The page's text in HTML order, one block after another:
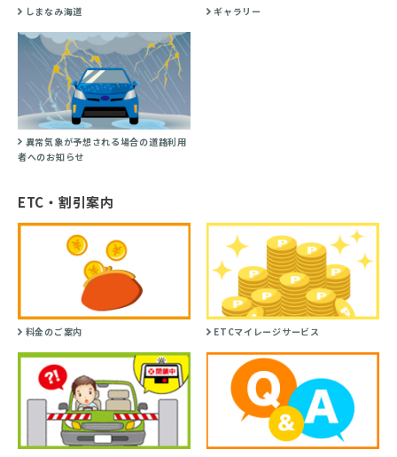
しまなみ海道 ギャラリー
異常気象が予想される場合の道路利用
者へのお知らせ
ETC・割引案内
料金のご案内 ETCマイレージサービス